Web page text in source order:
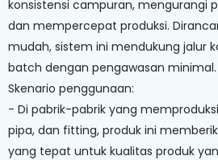
konsistensi campuran, mengurangi
dan mempercepat produksi.
mudah, sistem ini mendukung jalur
batch dengan pengawasan minimal.
Skenario penggunaan:
- Di pabrik-pabrik yang
pipa, dan fitting, produk ini
yang tepat untuk kualitas produk